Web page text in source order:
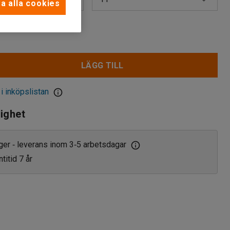
25
LÄGG TILL
inköpslistan
‑ leverans inom 3‑5 arbetsdagar
7 år
alla cookies